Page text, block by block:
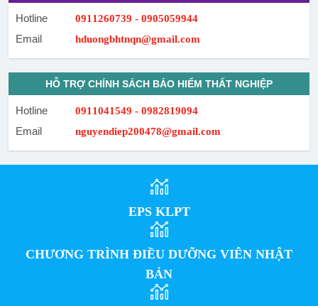
Hotline 0911260739 - 0905059944
Email hduongbhtnqn@gmail.com
HỖ TRỢ CHÍNH SÁCH BẢO HIỂM THẤT NGHIỆP
Hotline 0911041549 - 0982819094
Email nguyendiep200478@gmail.com
EPS KLPT
CHƯƠNG TRÌNH ĐIỀU DƯỠNG VIÊN NHẬT
BẢN